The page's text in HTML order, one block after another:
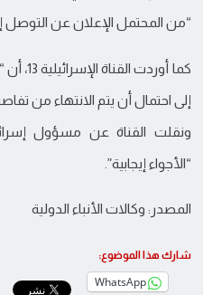
“من المحتمل الإعلان عن التوصل
كما
إلى احتمال أن يتم الانتهاء من
ونقلت القناة عن مسؤول
“الأجواء إيجابية”.
المصدر: وكالات الأنباء الدولية
شارك هذا الموضوع:
WhatsApp